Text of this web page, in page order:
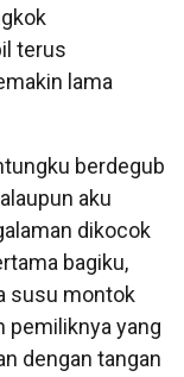
terus
lama
berdegub
aku
dikocok
bagiku,
susu montok
pemiliknya yang
dengan tangan